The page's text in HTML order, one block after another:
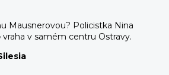
Mausnerovou? Policistka Nina
v samém centru Ostravy.